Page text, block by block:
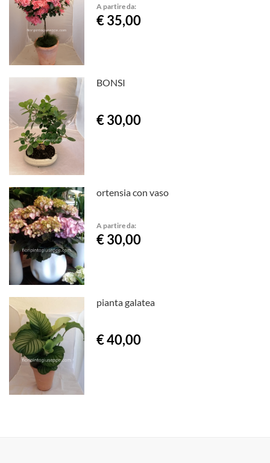
A partire da:
€ 35,00
BONSI
€ 30,00
ortensia con vaso
A partire da:
€ 30,00
pianta galatea
€ 40,00